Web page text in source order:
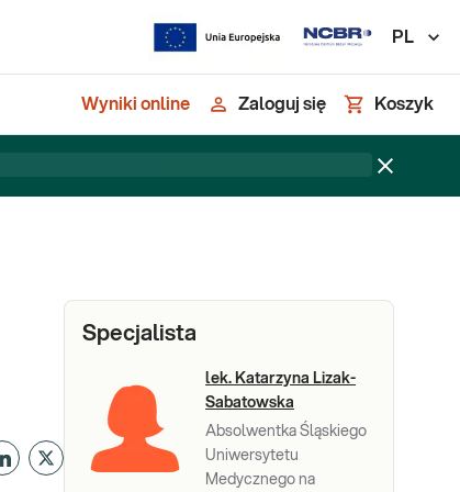
PL
Wyniki online Zaloguj się Koszyk
Specjalista
lek. Katarzyna Lizak-
Sabatowska
Absolwentka Śląskiego
Uniwersytetu
Medycznego na